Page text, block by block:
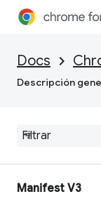
Docs
Descripción
Manifest V3